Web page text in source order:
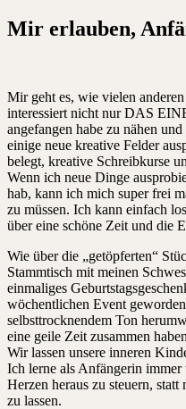
Mir erlauben,
Mir geht es, wie vielen
interessiert nicht nur DAS
angefangen habe zu nähen
einige neue kreative Felder
belegt, kreative Schreibkurse
Wenn ich neue Dinge
hab, kann ich mich super frei
zu müssen. Ich kann einfach
über eine schöne Zeit und die
Wie über die „getöpferten“
Stammtisch mit meinen
einmaliges
wöchentlichen Event
selbsttrocknendem Ton
eine geile Zeit zusammen
Wir lassen unsere inneren
Ich lerne als Anfängerin
Herzen heraus zu steuern,
zu lassen.